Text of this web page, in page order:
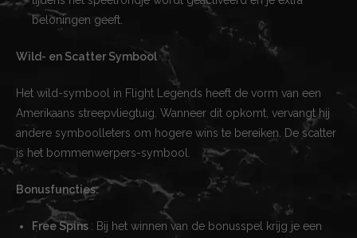
beloningen geeft.
Wild- en Scatter Symbool
Het wild-symbool in Flight Legends heeft de vorm van een
Amerikaans streepvliegtuig. Wanneer dit opkomt, vervangt hij
andere symboolleters om hogere wins te bereiken. De scatter
is het bommenwerpers-symbool.
Bonusfuncties:
Free Spins : Bij het winnen van de bonusspel krijg je een